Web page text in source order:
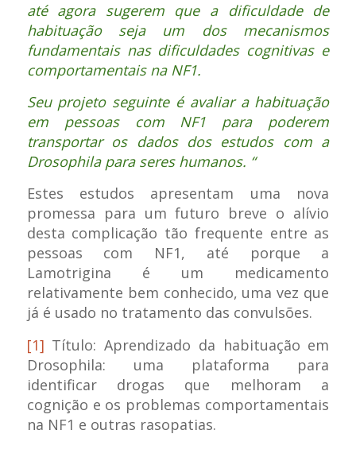
até agora sugerem que a dificuldade de
habituação seja um dos mecanismos
fundamentais nas dificuldades cognitivas e
comportamentais na NF1.
Seu projeto seguinte é avaliar a habituação
em pessoas com NF1 para poderem
transportar os dados dos estudos com a
Drosophila para seres humanos. “
Estes estudos apresentam uma nova
promessa para um futuro breve o alívio
desta complicação tão frequente entre as
pessoas com NF1, até porque a
Lamotrigina é um medicamento
relativamente bem conhecido, uma vez que
já é usado no tratamento das convulsões.
[1] Título: Aprendizado da habituação em
Drosophila: uma plataforma para
identificar drogas que melhoram a
cognição e os problemas comportamentais
na NF1 e outras rasopatias.